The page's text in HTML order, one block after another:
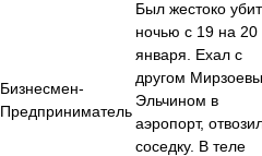
Бизнесмен-
Предприниматель
Был жестоко убит
ночью с 19 на 20
января. Ехал с
другом
Эльчином в
аэропорт,
соседку. В теле